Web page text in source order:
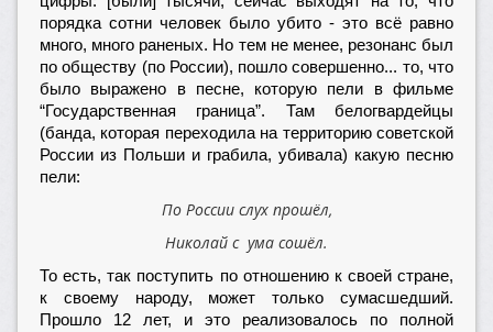
порядка сотни человек было убито - это всё равно
много, много раненых. Но тем не менее, резонанс был
по обществу (по России), пошло совершенно... то, что
было выражено в песне, которую пели в фильме
“Государственная граница”. Там белогвардейцы
(банда, которая переходила на территорию советской
России из Польши и грабила, убивала) какую песню
пели:
По России слух прошёл,
Николай с ума сошёл.
То есть, так поступить по отношению к своей стране,
к своему народу, может только сумасшедший.
Прошло 12 лет, и это реализовалось по полной